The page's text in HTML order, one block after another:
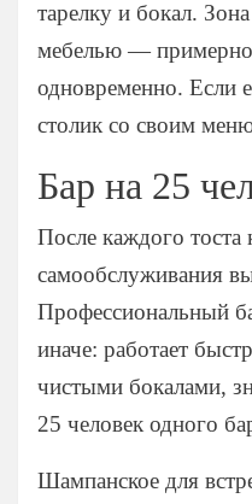
Ритуальный
Королев
тарелку и бокал.
мебелью — примерно
одновременно. Если
столик со своим
Бар на 25
После каждого тоста
самообслуживания
Профессиональный
иначе: работает
чистыми бокалами,
25 человек одного
Шампанское для